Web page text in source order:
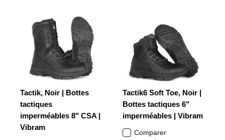
Tactik, Noir | Bottes
tactiques
imperméables 8" CSA |
Vibram
Tactik6 Soft Toe, Noir |
Bottes tactiques 6"
imperméables | Vibram
Comparer